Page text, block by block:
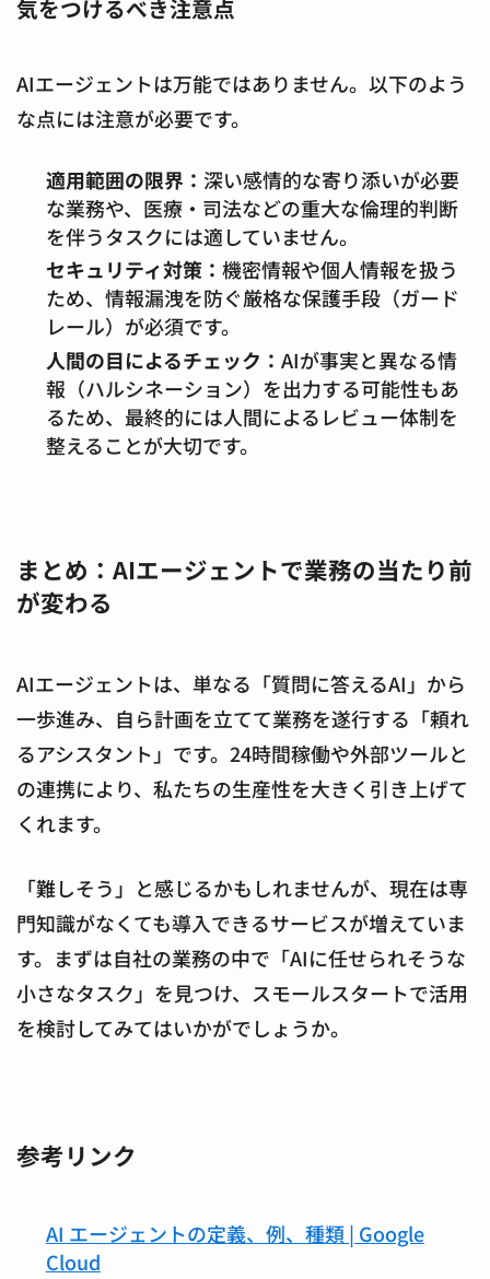
気をつけるべき注意点
AIエージェントは万能ではありません。以下のよう
な点には注意が必要です。
適用範囲の限界： 深い感情的な寄り添いが必要
な業務や、医療・司法などの重大な倫理的判断
を伴うタスクには適していません。
セキュリティ対策： 機密情報や個人情報を扱う
ため、情報漏洩を防ぐ厳格な保護手段（ガード
レール）が必須です。
人間の目によるチェック： AIが事実と異なる情
報（ハルシネーション）を出力する可能性もあ
るため、最終的には人間によるレビュー体制を
整えることが大切です。
まとめ：AIエージェントで業務の当たり前
が変わる
AIエージェントは、単なる「質問に答えるAI」から
一歩進み、自ら計画を立てて業務を遂行する「頼れ
るアシスタント」です。24時間稼働や外部ツールと
の連携により、私たちの生産性を大きく引き上げて
くれます。
「難しそう」と感じるかもしれませんが、現在は専
門知識がなくても導入できるサービスが増えていま
す。まずは自社の業務の中で「AIに任せられそうな
小さなタスク」を見つけ、スモールスタートで活用
を検討してみてはいかがでしょうか。
参考リンク
AI エージェントの定義、例、種類 | Google
Cloud